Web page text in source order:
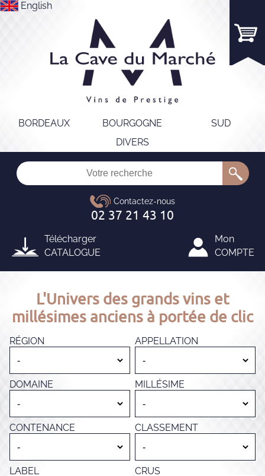
English
BORDEAUX BOURGOGNE
SUD
DIVERS
Télécharger
CATALOGUE
Mon
COMPTE
L'Univers des grands vins et
millésimes anciens à portée de clic
RÉGION APPELLATION
DOMAINE MILLÉSIME
CONTENANCE CLASSEMENT
LABEL CRUS